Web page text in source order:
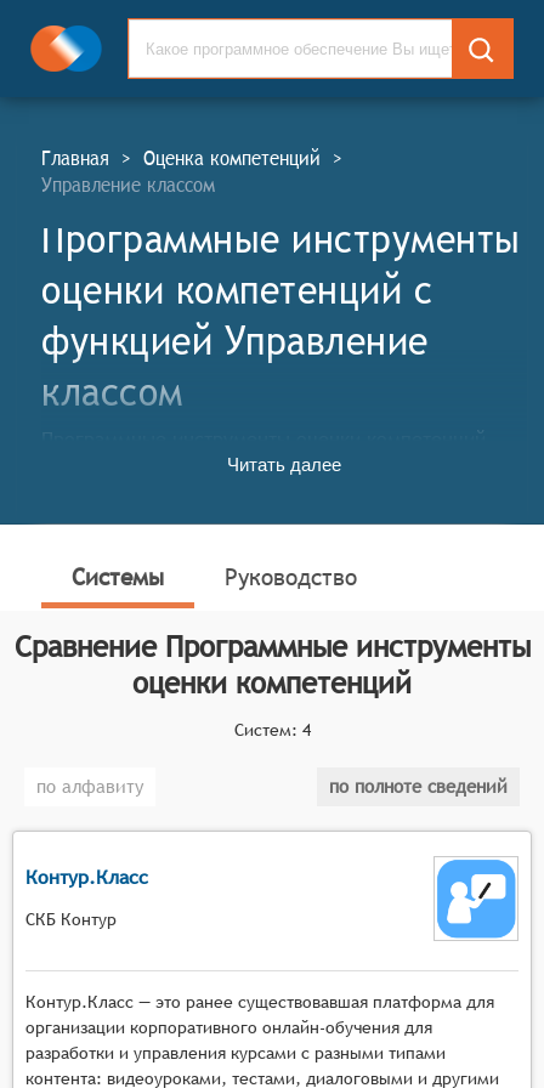
Главная > Оценка компетенций >
Управление классом
Программные инструменты
оценки компетенций c
функцией Управление
классом
Программные инструменты оценки компетенций
(ПИОК, англ. Competency Assessment Software Tools,
программы и онлайн-сервисы, предназначенные для
сотрудников в различных областях. Данные
инструменты помогают определять, насколько
эффективно учащиеся освоили знания и навыки, или
насколько сотрудники выполняют свои обязанности,
и выявлять области, требующие дополнительного
развития или обучения.
определяет конкретные функциональные критерии
для систем. Для того, чтобы быть представленными
на рынке Программные инструменты оценки
компетенций, системы должны иметь следующие
функциональные возможности:
возможность создания и управления базами
данных компетенций, включающими описание
необходимых знаний, умений и навыков для
различных профессиональных и
образовательных областей,
Читать далее
Системы Руководство
Сравнение Программные инструменты
оценки компетенций
Систем: 4
по алфавиту по полноте сведений
Контур.Класс
СКБ Контур
Контур.Класс — это ранее существовавшая платформа для
организации корпоративного онлайн-обучения для
разработки и управления курсами с разными типами
контента: видеоуроками, тестами, диалоговыми и другими